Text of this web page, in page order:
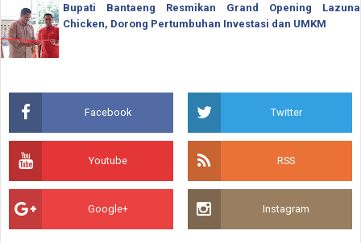
Bupati Bantaeng Resmikan Grand Opening Lazuna
Chicken, Dorong Pertumbuhan Investasi dan UMKM
Facebook Twitter
Youtube RSS
Google+ Instagram